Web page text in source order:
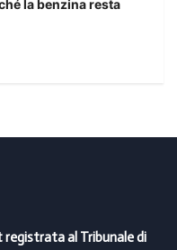
la benzina resta
registrata al Tribunale di